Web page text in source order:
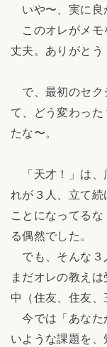
いや〜、実に良
このオレがメモ
丈夫。ありがとう
で、最初のセク
て、どう変わっ
たな〜。
「天才！」は、
れが３人、立て
ことになってる
る偶然でした。
でも、そんな３
まだオレの教え
中（住友、住友、
今では「あなた
いような課題を